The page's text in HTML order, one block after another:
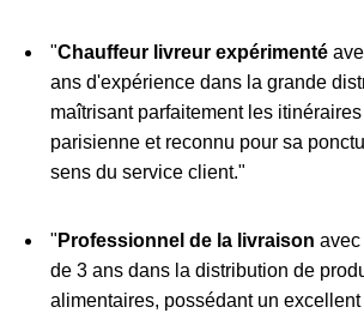
"Chauffeur livreur expérimenté
ans d'expérience dans la grande
maîtrisant parfaitement les
parisienne et reconnu pour sa
sens du service client."
" Professionnel de la livraison avec
de 3 ans dans la distribution de
alimentaires, possédant un